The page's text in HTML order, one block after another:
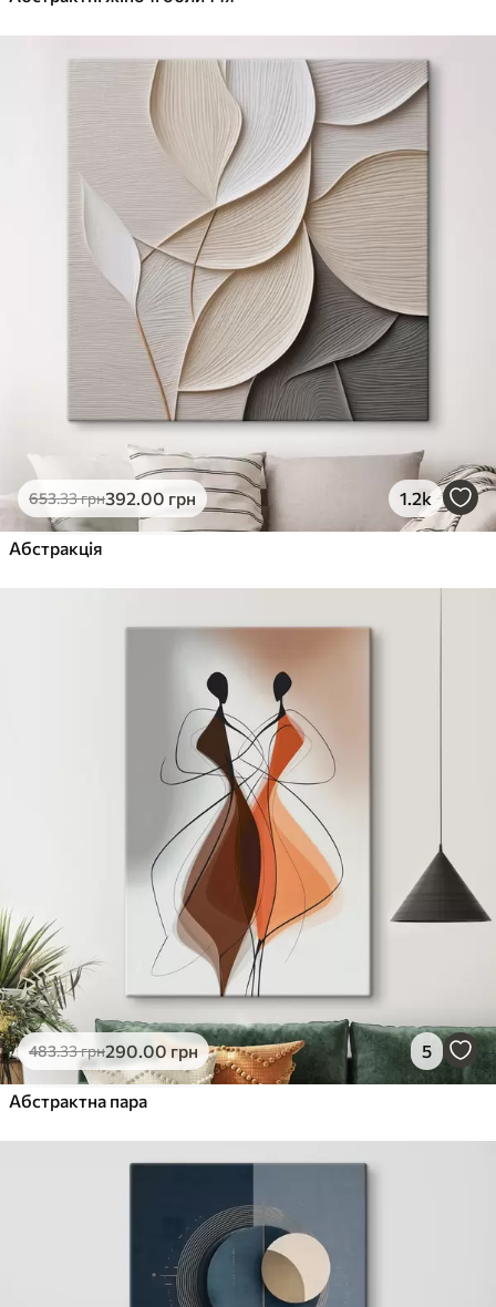
653.33грн392.00 грн 1.2k
Абстракція
483.33грн290.00 грн 5
Абстрактна пара